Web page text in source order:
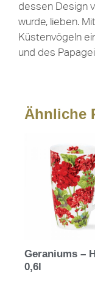
dessen Design
wurde, lieben.
Küstenvögeln
und des
Ähnliche
Geraniums –
0,6l